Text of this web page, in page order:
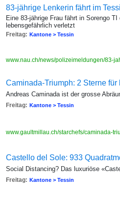
83-jährige Lenkerin fährt im
Eine 83-jährige Frau fährt in Sorengo
lebensgefährlich verletzt
Freitag: Kantone > Tessin
www.nau.ch/news/polizeimeldungen/83-
Caminada-Triumph: 2 Sterne für
Andreas Caminada ist der grosse
Freitag: Kantone > Tessin
www.gaultmillau.ch/starchefs/caminada-
Castello del Sole: 933
Social Distancing? Das luxuriöse
Freitag: Kantone > Tessin